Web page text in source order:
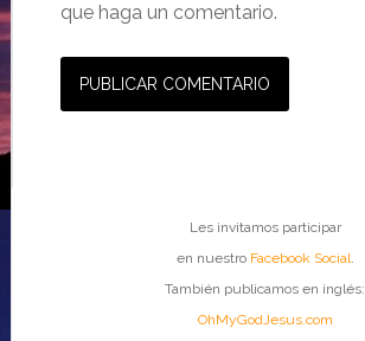
que haga un comentario.
Les invitamos participar
en nuestro Facebook Social.
También publicamos en inglés:
OhMyGodJesus.com